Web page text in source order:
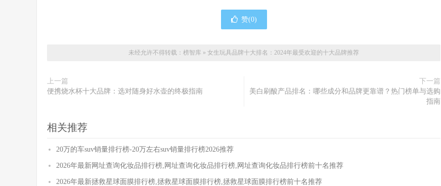
赞(0)
未经允许不得转载： 榜智库 » 女生玩具品牌十大排名：2024年最受欢迎的十大品牌推荐
上一篇
便携烧水杯十大品牌：选对随身好水壶的终极指南
下一篇
美白刷酸产品排名：哪些成分和品牌更靠谱？热门榜单与选购
指南
相关推荐
20万的车suv销量排行榜-20万左右suv销量排行榜2026推荐
2026年最新网址查询化妆品排行榜,网址查询化妆品排行榜,网址查询化妆品排行榜前十名推荐
2026年最新拯救星球面膜排行榜,拯救星球面膜排行榜,拯救星球面膜排行榜前十名推荐